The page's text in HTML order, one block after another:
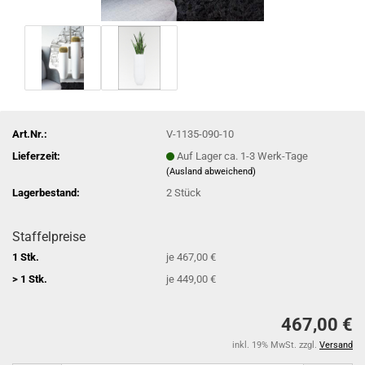
Art.Nr.:
V-1135-090-10
Lieferzeit:
Auf Lager ca. 1-3 Werk-Tage
(Ausland abweichend)
Lagerbestand: 2Stück
Staffelpreise
1 Stk.
je 467,00 €
> 1 Stk.
je 449,00 €
467,00 €
inkl. 19% MwSt. zzgl. Versand